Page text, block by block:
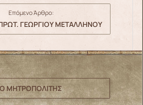
Επόμενο Άρθρο:
ΓΕΩΡΓΙΟΥ ΜΕΤΑΛΛΗΝΟΥ
Ο ΜΗΤΡΟΠΟΛΙΤΗΣ